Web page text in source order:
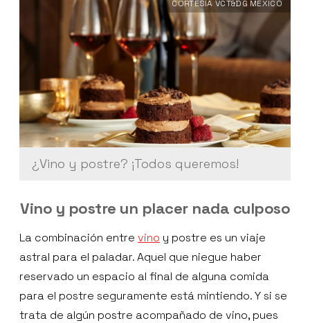
¿Vino y postre? ¡Todos queremos!
CORTESÍA VCT&DG MÉXICO
Vino y postre un placer nada culposo
La combinación entre vino y postre es un viaje
astral para el paladar. Aquel que niegue haber
reservado un espacio al final de alguna comida
para el postre seguramente está mintiendo. Y si se
trata de algún postre acompañado de vino, pues